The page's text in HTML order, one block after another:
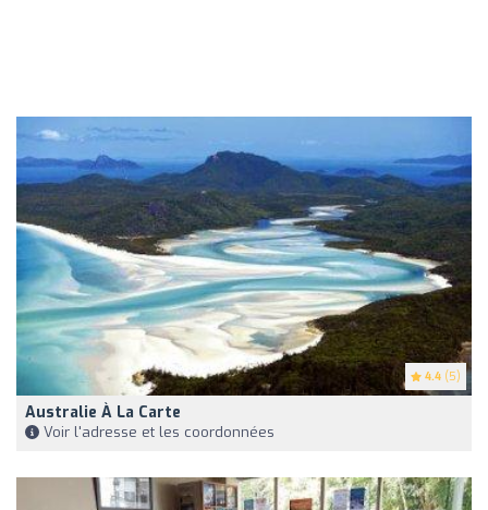
4.4 (5)
Australie À La Carte
Voir l'adresse et les coordonnées